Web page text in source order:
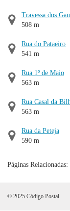
Travessa dos
508 m
Rua do Pataeiro
541 m
Rua 1º de Maio
563 m
Rua Casal da
563 m
Rua da Peteja
590 m
Páginas Relacionadas:
© 2025 Código Postal